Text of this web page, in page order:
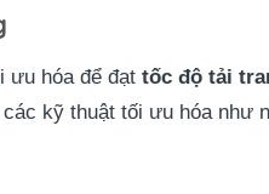
ưu hóa để đạt tốc độ tải
kỹ thuật tối ưu hóa như